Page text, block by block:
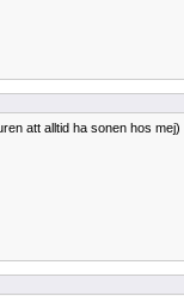
att alltid ha sonen hos mej)